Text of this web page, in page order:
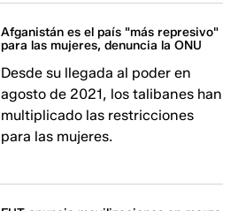
Afganistán es el país "más represivo"
para las mujeres, denuncia la ONU
Desde su llegada al poder en
agosto de 2021, los talibanes han
multiplicado las restricciones
para las mujeres.